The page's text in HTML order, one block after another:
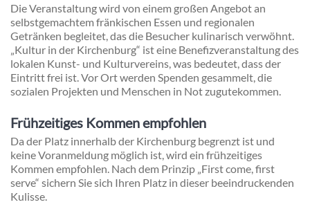
Die Veranstaltung wird von einem großen Angebot an
selbstgemachtem fränkischen Essen und regionalen
Getränken begleitet, das die Besucher kulinarisch verwöhnt.
„Kultur in der Kirchenburg“ ist eine Benefizveranstaltung des
lokalen Kunst- und Kulturvereins, was bedeutet, dass der
Eintritt frei ist. Vor Ort werden Spenden gesammelt, die
sozialen Projekten und Menschen in Not zugutekommen.
Frühzeitiges Kommen empfohlen
Da der Platz innerhalb der Kirchenburg begrenzt ist und
keine Voranmeldung möglich ist, wird ein frühzeitiges
Kommen empfohlen. Nach dem Prinzip „First come, first
serve“ sichern Sie sich Ihren Platz in dieser beeindruckenden
Kulisse.